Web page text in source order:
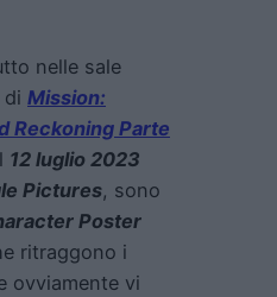
nelle sale
di Mission:
Reckoning Parte
12 luglio 2023
Pictures, sono
Poster
ritraggono i
ovviamente vi